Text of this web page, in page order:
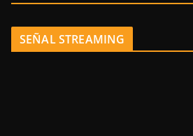
SEÑAL STREAMING